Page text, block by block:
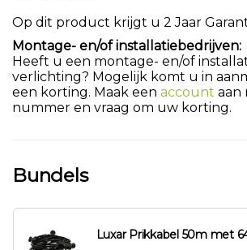
Op dit product krijgt u 2 Jaar
Montage- en/of installatiebedrijven:
Heeft u een montage- en/of
verlichting? Mogelijk komt u in
een korting. Maak een account aan
nummer en vraag om uw korting.
Bundels
Luxar Prikkabel 50m met